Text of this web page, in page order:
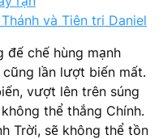
và Tiên tri Daniel
đế chế hùng mạnh
lần lượt biến mất.
vượt lên trên súng
thể thắng Chính.
Trời, sẽ không thể tồn